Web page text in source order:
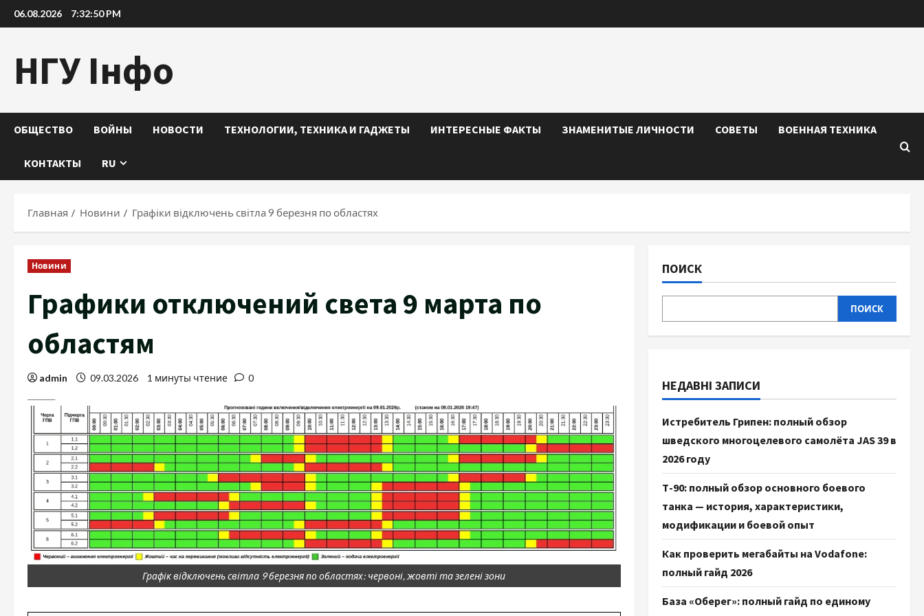
Перейти
к
06.08.2026 7:32:51 PM
НГУ Інфо
ОБЩЕСТВО ВОЙНЫ НОВОСТИ ТЕХНОЛОГИИ, ТЕХНИКА И ГАДЖЕТЫ ИНТЕРЕСНЫЕ ФАКТЫ ЗНАМЕНИТЫЕ ЛИЧНОСТИ СОВЕТЫ ВОЕННАЯ ТЕХНИКА
КОНТАКТЫ RU
Главная Новини Графіки відключень світла 9 березня по областях
Новини
Графики отключений света 9 марта по
областям
admin 09.03.2026 1 минуты чтение 0
Графік відключень світла 9 березня по областях: червоні, жовті та зелені зони
ПОИСК
ПОИСК
НЕДАВНІ ЗАПИСИ
Истребитель Грипен: полный обзор
шведского многоцелевого самолёта JAS 39 в
2026 году
Т-90: полный обзор основного боевого
танка — история, характеристики,
модификации и боевой опыт
Как проверить мегабайты на Vodafone:
полный гайд 2026
База «Оберег»: полный гайд по единому